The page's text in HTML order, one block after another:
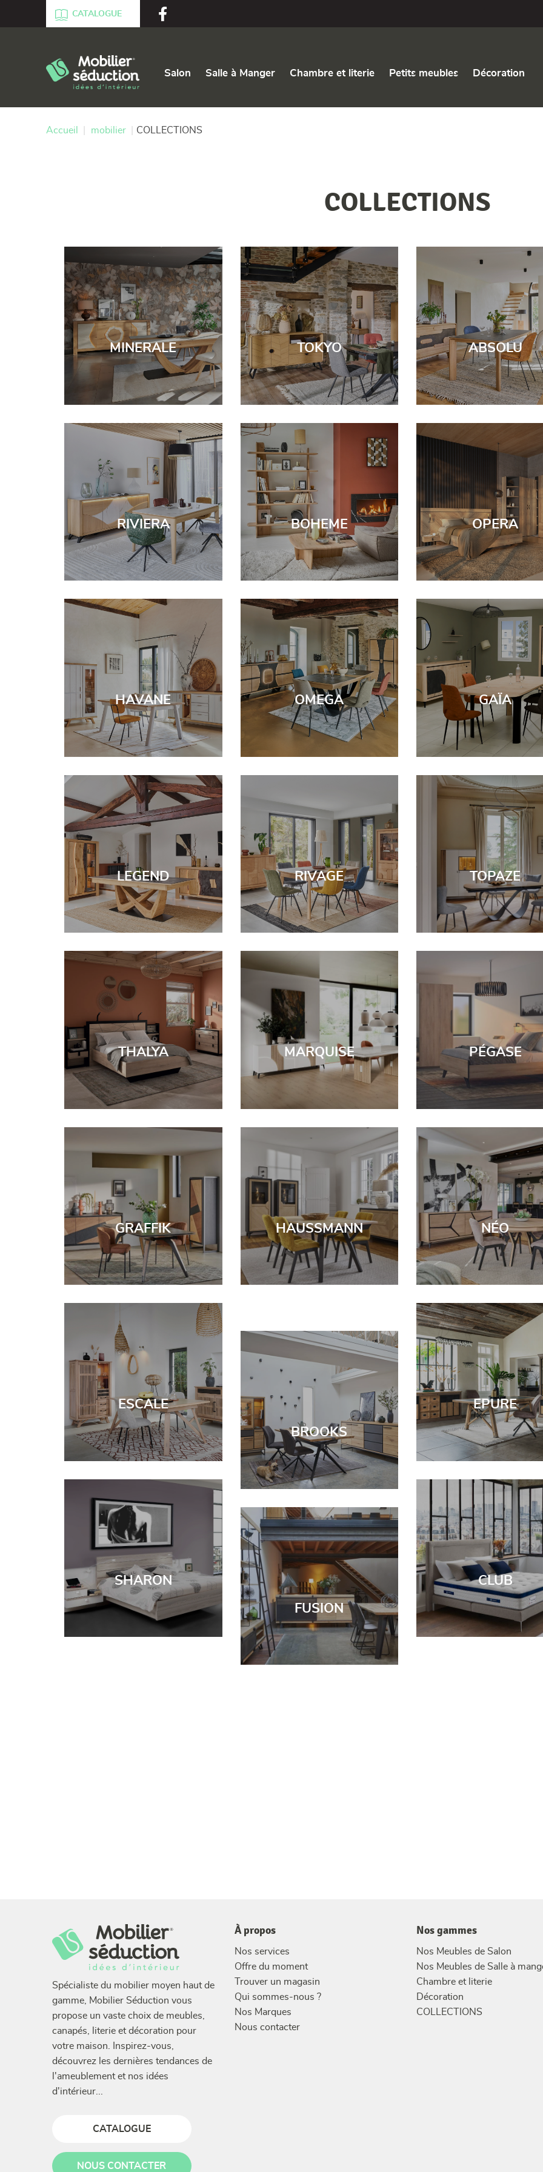
Aller au menu
CATALOGUE
auSalon Salle à Manger Chambre et literie Petits meubles Décoration
Accueil mobilier COLLECTIONS
COLLECTIONS
MINERALE TOKYO ABSOLU
RIVIERA BOHEME OPERA
HAVANE OMEGA GAÏA
LEGEND RIVAGE TOPAZE
THALYA MARQUISE PÉGASE
GRAFFIK HAUSSMANN NÉO
ESCALE EPURE
BROOKS
SHARON CLUB
FUSION
Spécialiste du mobilier moyen haut de
gamme, Mobilier Séduction vous
propose un vaste choix de meubles,
canapés, literie et décoration pour
votre maison. Inspirez-vous,
découvrez les dernières tendances de
l'ameublement et nos idées
d'intérieur...
CATALOGUE
NOUS CONTACTER
À propos
Nos services
Offre du moment
Trouver un magasin
Qui sommes-nous ?
Nos Marques
Nous contacter
Nos gammes
Nos Meubles de Salon
Nos Meubles de Salle à
Chambre et literie
Décoration
COLLECTIONS